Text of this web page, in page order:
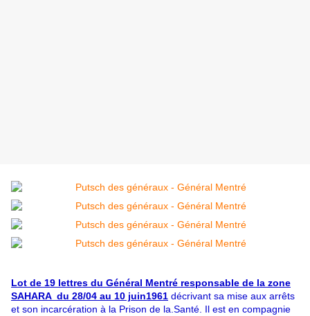
Lot de 19 lettres du Général Mentré responsable de la zone
SAHARA du 28/04 au 10 juin1961 décrivant sa mise aux arrêts
et son incarcération à la Prison de la.Santé. Il est en compagnie